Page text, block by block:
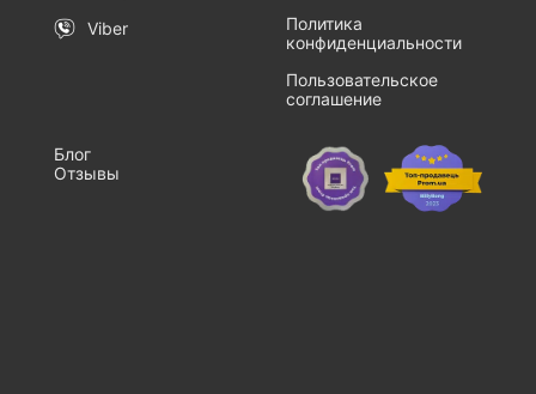
Viber
Политика
конфиденциальности
Пользовательское
соглашение
Блог
Отзывы